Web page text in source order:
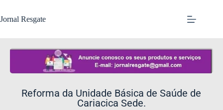
Jornal Resgate
Reforma da Unidade Básica de Saúde de
Cariacica Sede.